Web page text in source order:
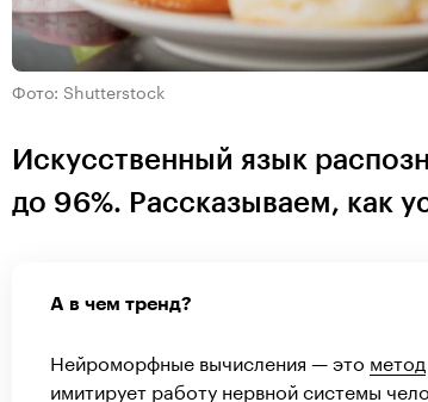
Фото: Shutterstock
Искусственный язык
до 96%. Рассказываем, как
А в чем тренд?
Нейроморфные вычисления — это метод
имитирует работу нервной системы